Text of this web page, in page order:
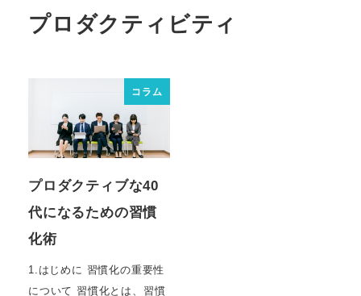
プロダクティビティ
コラム
プロダクティブな40
代になるための習慣
化術
1.はじめに 習慣化の重要性
について 習慣化とは、習慣